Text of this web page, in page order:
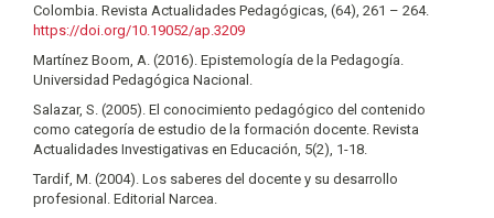
Colombia. Revista Actualidades Pedagógicas, (64), 261 – 264.
https://doi.org/10.19052/ap.3209
Martínez Boom, A. (2016). Epistemología de la Pedagogía.
Universidad Pedagógica Nacional.
Salazar, S. (2005). El conocimiento pedagógico del contenido
como categoría de estudio de la formación docente. Revista
Actualidades Investigativas en Educación, 5(2), 1-18.
Tardif, M. (2004). Los saberes del docente y su desarrollo
profesional. Editorial Narcea.